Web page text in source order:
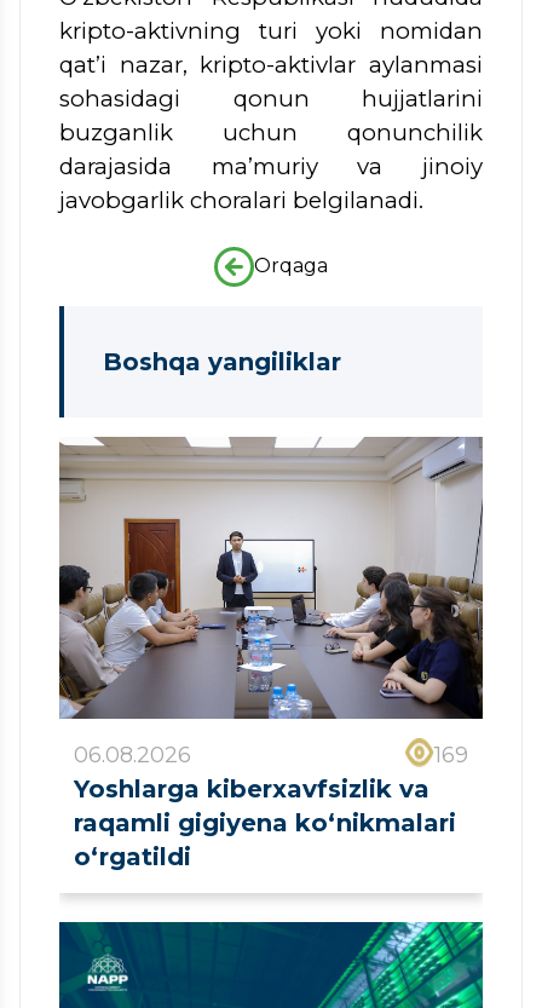
kripto-aktivning turi yoki nomidan
qat’i nazar, kripto-aktivlar aylanmasi
sohasidagi qonun hujjatlarini
buzganlik uchun qonunchilik
darajasida ma’muriy va jinoiy
javobgarlik choralari belgilanadi.
Orqaga
Boshqa yangiliklar
06.08.2026 169
Yoshlarga kiberxavfsizlik va
raqamli gigiyena ko‘nikmalari
o‘rgatildi